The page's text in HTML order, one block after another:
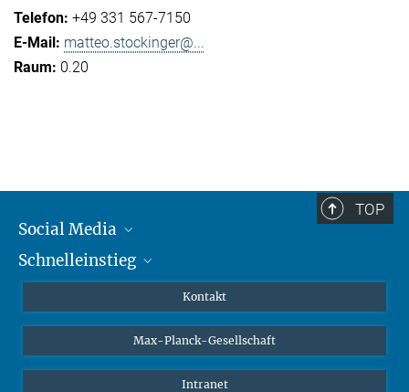
+49 331 567-7150
matteo.stockinger@...
0.20
TOP
Social Media
Mastodon
Schnelleinstieg
Schüler*innen
Kontakt
Max-Planck-Gesellschaft
Intranet